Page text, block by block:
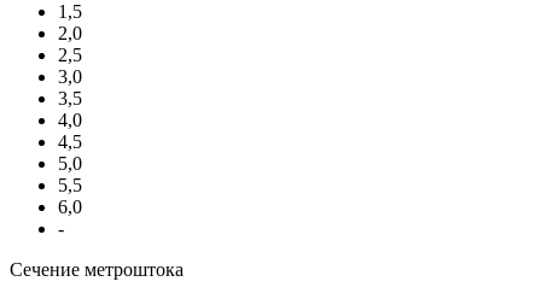
1,5
2,0
2,5
3,0
3,5
4,0
4,5
5,0
5,5
6,0
-
Сечение метроштока